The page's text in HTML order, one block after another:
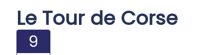
Le Tour de Corse
9